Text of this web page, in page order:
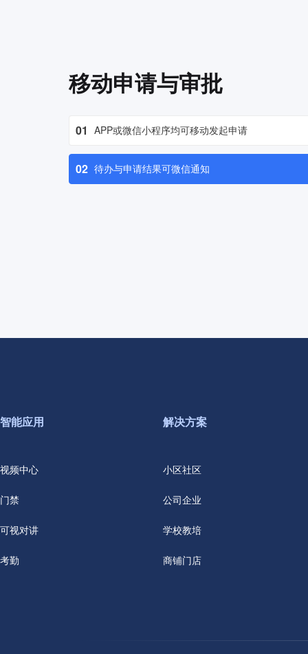
移动申请与审批
01 APP或微信小程序均可移动发起申请
02 待办与申请结果可微信通知
智能应用
视频中心
门禁
可视对讲
考勤
解决方案
小区社区
公司企业
学校教培
商铺门店